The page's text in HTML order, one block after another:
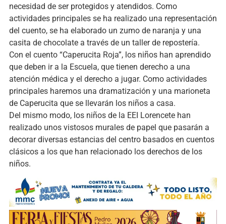
necesidad de ser protegidos y atendidos. Como
actividades principales se ha realizado una representación
del cuento, se ha elaborado un zumo de naranja y una
casita de chocolate a través de un taller de repostería.
Con el cuento “Caperucita Roja”, los niños han aprendido
que deben ir a la Escuela, que tienen derecho a una
atención médica y el derecho a jugar. Como actividades
principales haremos una dramatización y una marioneta
de Caperucita que se llevarán los niños a casa.
Del mismo modo, los niños de la EEI Lorencete han
realizado unos vistosos murales de papel que pasarán a
decorar diversas estancias del centro basados en cuentos
clásicos a los que han relacionado los derechos de los
niños.